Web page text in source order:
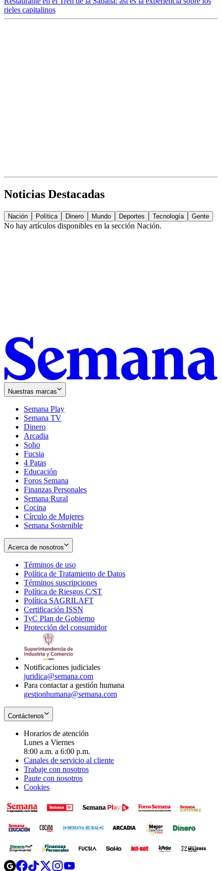
rieles capitalinos
Noticias Destacadas
Nación Política Dinero Mundo Deportes Tecnología Gente
No hay artículos disponibles en la sección Nación.
Nuestras marcas
Semana Play
Semana TV
Dinero
Arcadia
Soho
in
new
window
Fucsia
in
new
window
4 Patas
Educación
Foros Semana
Finanzas Personales
Semana Rural
Cocina
Círculo de Mujeres
Semana Sostenible
Acerca de nosotros
Términos de uso
in
new
window
Política de Tratamiento de Datos
Términos suscripciones
in
Política de Riesgos C/ST
Política SAGRILAFT
new
window
Certificación ISSN
in
new
TyC Plan de Gobierno
in
Protección del consumidorOpens
Notificaciones judiciales
juridica@semana.com
Para contactar a gestión humana
gestionhumana@semana.com
Contáctenos
Horarios de atención
Lunes a Viernes
8:00 a.m. a 6:00 p.m.
Canales de servicio al cliente
Trabaje con nosotros
Paute con nosotros
Cookies
OpensOpensOpensOpens